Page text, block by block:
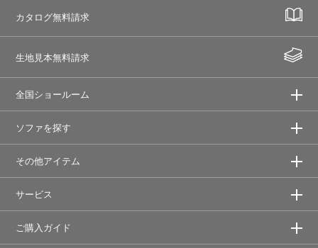
カタログ無料請求
生地見本無料請求
全国ショールーム
ソファを探す
その他アイテム
サービス
ご購入ガイド